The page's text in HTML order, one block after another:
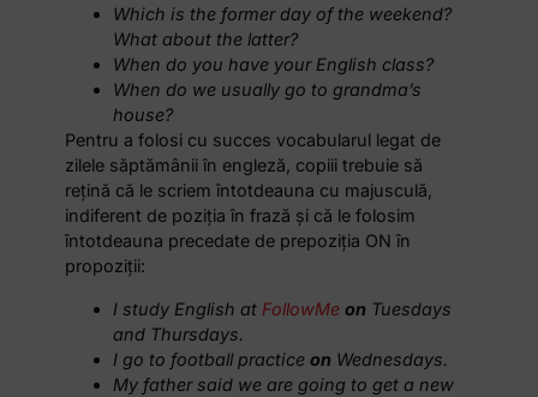
Which is the former day of the weekend?
What about the latter?
When do you have your English class?
When do we usually go to grandma’s
house?
Pentru a folosi cu succes vocabularul legat de
zilele săptămânii în engleză, copiii trebuie să
reţină că le scriem întotdeauna cu majusculă,
indiferent de poziția în frază și că le folosim
întotdeauna precedate de prepoziția ON în
propoziţii:
I study English at FollowMe on Tuesdays
and Thursdays.
I go to football practiceon Wednesdays.
My father said we are going to get a new